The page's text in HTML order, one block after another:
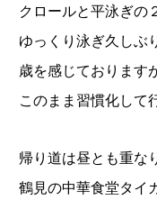
クロールと平泳ぎの
ゆっくり泳ぎ久しぶ
歳を感じております
このまま習慣化して
帰り道は昼とも重な
鶴見の中華食堂タイ